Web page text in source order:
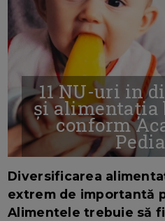
11 NU-uri in
și alimentația
conform
Diversificarea
extrem de importantă
Alimentele trebuie să